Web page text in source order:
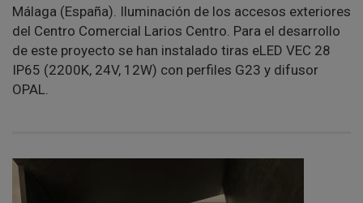
Málaga (España). Iluminación de los accesos exteriores
del Centro Comercial Larios Centro. Para el desarrollo
de este proyecto se han instalado tiras eLED VEC 28
IP65 (2200K, 24V, 12W) con perfiles G23 y difusor
OPAL.